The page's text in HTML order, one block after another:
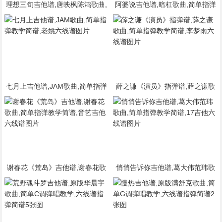
理想三旬吉他谱,唐映枫陈鸿歌曲,
简单指弹教学简谱,酷音小伟六线
谱图片
阿婆说吉他谱,暗杠歌曲,简单指弹
教学简谱,音艺吉他六线谱图片
七月上吉他谱,JAM歌曲,简单指弹
薛之谦《演员》指弹谱,薛之谦歌
曲,简单指弹教学简谱,李梦雨六线
谱图片
谢春花《荒岛》吉他谱,谢春花歌
曲,简单指弹教学简谱,音艺吉他六
线谱图片
悄悄告诉你吉他谱,葛大伟范玮歌
曲,简单指弹教学简谱,17吉他六线
谱图片